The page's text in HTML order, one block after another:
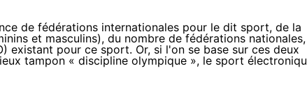
de fédérations internationales pour le dit sport, de la
et masculins), du nombre de fédérations nationales,
existant pour ce sport. Or, si l'on se base sur ces deux
tampon « discipline olympique », le sport